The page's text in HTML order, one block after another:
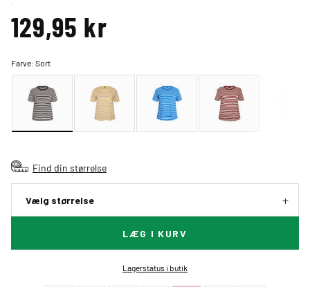
129,95 kr
Farve:Sort
Find din størrelse
Vælg størrelse
LÆG I KURV
Lagerstatus i butik